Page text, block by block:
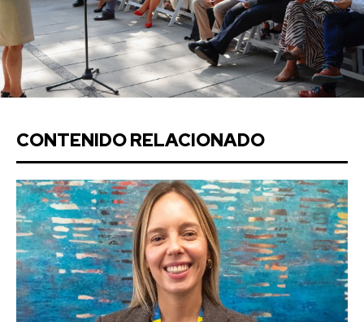
CONTENIDO RELACIONADO